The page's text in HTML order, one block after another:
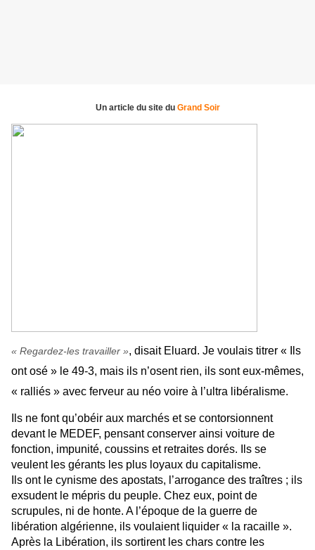
Un article du site du Grand Soir
« Regardez-les travailler », disait Eluard. Je voulais titrer « Ils
ont osé » le 49-3, mais ils n’osent rien, ils sont eux-mêmes,
« ralliés » avec ferveur au néo voire à l’ultra libéralisme.
Ils ne font qu’obéir aux marchés et se contorsionnent
devant le MEDEF, pensant conserver ainsi voiture de
fonction, impunité, coussins et retraites dorés. Ils se
veulent les gérants les plus loyaux du capitalisme.
Ils ont le cynisme des apostats, l’arrogance des traîtres ; ils
exsudent le mépris du peuple. Chez eux, point de
scrupules, ni de honte. A l’époque de la guerre de
libération algérienne, ils voulaient liquider « la racaille ».
Après la Libération, ils sortirent les chars contre les